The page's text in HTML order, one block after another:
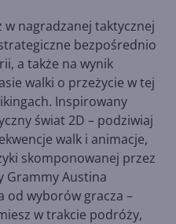
w nagradzanej taktycznej
bezpośrednio
a także na wynik
walki o przeżycie w tej
Inspirowany
świat 2D – podziwiaj
walk i animacje,
skomponowanej przez
Grammy Austina
od wyborów gracza –
w trakcie podróży,